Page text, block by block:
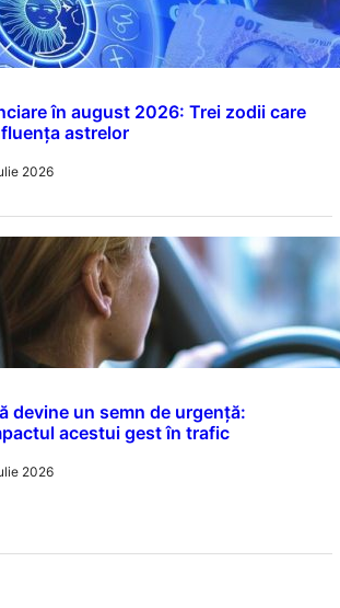
în august 2026: Trei zodii care
astrelor
2026
devine un semn de urgență:
acestui gest în trafic
2026